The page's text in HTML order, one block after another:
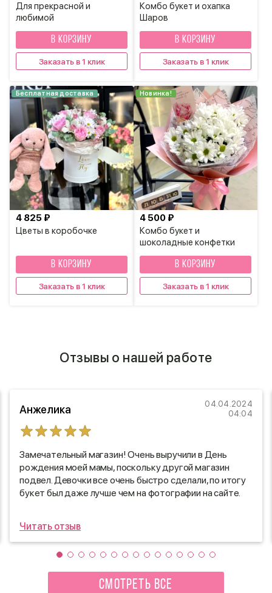
Для прекрасной и
любимой
В КОРЗИНУ
Заказать в 1 клик
Комбо букет и охапка
Шаров
В КОРЗИНУ
Заказать в 1 клик
Бесплатная доставка
Цветы в коробочке
4 825 ₽
В КОРЗИНУ
Заказать в 1 клик
Новинка!
Комбо букет и
шоколадные конфетки
4 500 ₽
В КОРЗИНУ
Заказать в 1 клик
Отзывы о нашей работе
Анжелика
04.04.2024
04:04
Замечательный магазин! Очень выручили в День
рождения моей мамы, поскольку другой магазин
подвел. Девочки все очень быстро сделали, по итогу
букет был даже лучше чем на фотографии на сайте.
с букетом) Большое спасибо команде! Всей семье
сказала обращаться только в этот магазин.
Читать отзыв
СМОТРЕТЬ ВСЕ